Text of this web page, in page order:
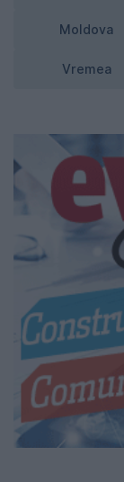
Moldova
Vremea